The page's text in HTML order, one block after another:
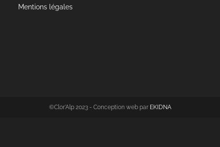
Mentions légales
©Clor'Alp 2023 - Conception web par EKIDNA